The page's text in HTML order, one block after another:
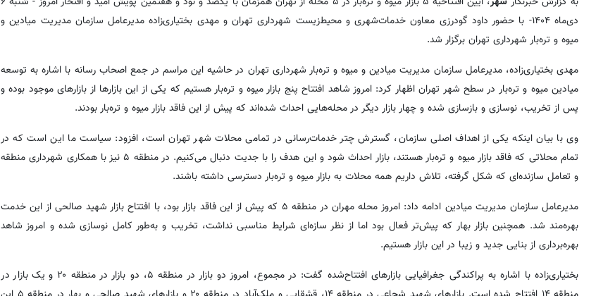
دی‌ماه ۱۴۰۴- با حضور داود گودرزی معاون خدمات‌شهری و محیط‌زیست شهرداری تهران و مهدی بختیاری‌زاده مدیرعامل سازمان مدیریت میادین و
میوه و تره‌بار شهرداری تهران برگزار شد.
مهدی بختیاری‌زاده، مدیرعامل سازمان مدیریت میادین و میوه و تره‌بار شهرداری تهران در حاشیه این مراسم در جمع اصحاب رسانه با اشاره به توسعه
میادین میوه و تره‌بار در سطح شهر تهران اظهار کرد: امروز شاهد افتتاح پنج بازار میوه و تره‌بار هستیم که یکی از این بازارها از بازارهای موجود بوده و
پس از تخریب، نوسازی و بازسازی شده و چهار بازار دیگر در محله‌هایی احداث شده‌اند که پیش از این فاقد بازار میوه و تره‌بار بودند.
وی با بیان اینکه یکی از اهداف اصلی سازمان، گسترش چتر خدمات‌رسانی در تمامی محلات شهر تهران است، افزود: سیاست ما این است که در
تمام محلاتی که فاقد بازار میوه و تره‌بار هستند، بازار احداث شود و این هدف را با جدیت دنبال می‌کنیم. در منطقه ۵ نیز با همکاری شهرداری منطقه
و تعامل سازنده‌ای که شکل گرفته، تلاش داریم همه محلات به بازار میوه و تره‌بار دسترسی داشته باشند.
مدیرعامل سازمان مدیریت میادین ادامه داد: امروز محله مهران در منطقه ۵ که پیش از این فاقد بازار بود، با افتتاح بازار شهید صالحی از این خدمت
بهره‌مند شد. همچنین بازار بهار که پیش‌تر فعال بود اما از نظر سازه‌ای شرایط مناسبی نداشت، تخریب و به‌طور کامل نوسازی شده و امروز شاهد
بهره‌برداری از بنایی جدید و زیبا در این بازار هستیم.
بختیاری‌زاده با اشاره به پراکندگی جغرافیایی بازارهای افتتاح‌شده گفت: در مجموع، امروز دو بازار در منطقه ۵، دو بازار در منطقه ۲۰ و یک بازار در